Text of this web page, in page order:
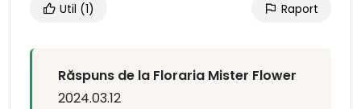
Util (1) Raport
Răspuns de la Floraria Mister Flower
2024.03.12